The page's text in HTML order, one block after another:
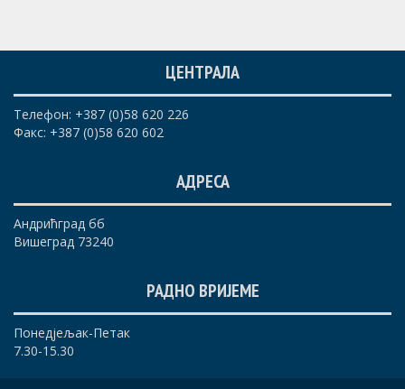
ЦЕНТРАЛА
Телефон: +387 (0)58 620 226
Факс: +387 (0)58 620 602
АДРЕСА
Андрићград бб
Вишеград 73240
РАДНО ВРИЈЕМЕ
Понедјељак-Петак
7.30-15.30